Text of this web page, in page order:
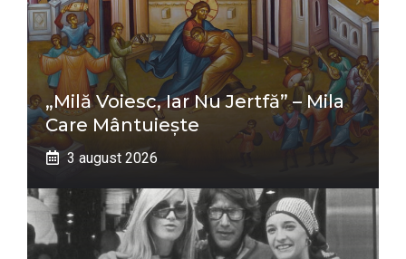
„Milă Voiesc, Iar Nu Jertfă” – Mila
Care Mântuiește
3 august 2026